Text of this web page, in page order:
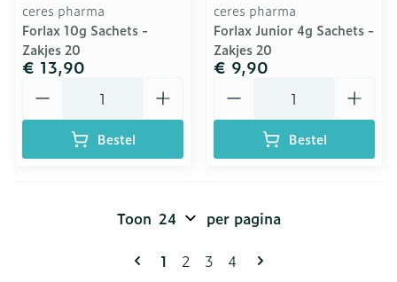
ceres pharma
Forlax 10g Sachets -
Zakjes 20
€ 13,90
Bestel
ceres pharma
Forlax Junior 4g Sachets -
Zakjes 20
€ 9,90
Bestel
Pagina's
U lees momenteel pagina
1 Pagina
2 Pagina
3 Pagina
4
Toon per pagina